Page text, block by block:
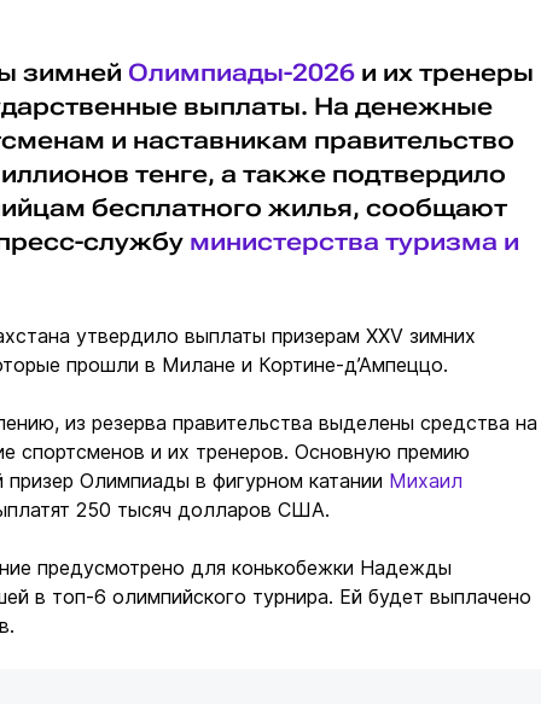
зимней Олимпиады-2026 и их тренеры
выплаты. На денежные
и наставникам правительство
тенге, а также подтвердило
бесплатного жилья, сообщают
службу министерства туризма и
утвердило выплаты призерам XXV зимних
прошли в Милане и Кортине-д’Ампеццо.
из резерва правительства выделены средства на
спортсменов и их тренеров. Основную премию
призер Олимпиады в фигурном катании Михаил
250 тысяч долларов США.
предусмотрено для конькобежки Надежды
в топ-6 олимпийского турнира. Ей будет выплачено